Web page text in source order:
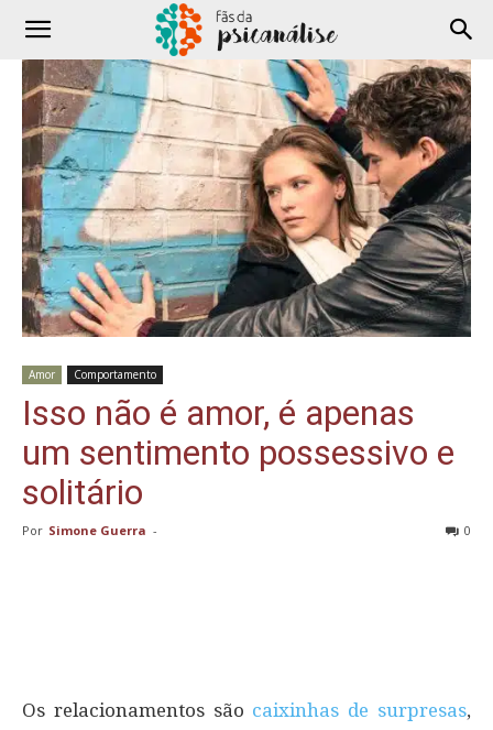
Amor Comportamento
Isso não é amor, é apenas
um sentimento possessivo e
solitário
Por Simone Guerra - 0
Os relacionamentos são caixinhas de surpresas,